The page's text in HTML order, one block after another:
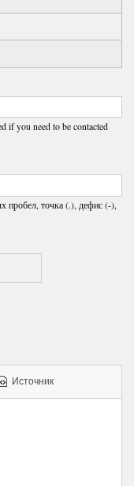
if you need to be contacted
пробел, точка (.), дефис (-),
Источник